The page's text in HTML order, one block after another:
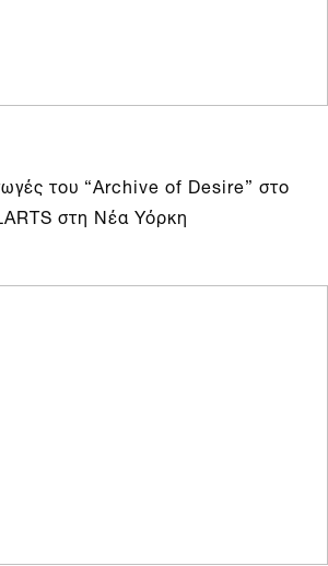
του “Archive of Desire” στο
στη Νέα Υόρκη